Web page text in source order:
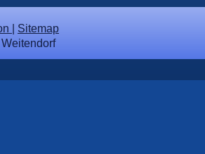
Sitemap